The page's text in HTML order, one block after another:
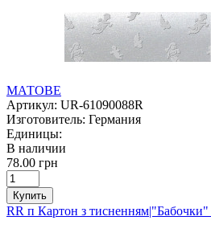
МАТОВЕ
Артикул: UR-61090088R
Изготовитель: Германия
Единицы:
В наличии
78.00 грн
Купить
RR п Картон з